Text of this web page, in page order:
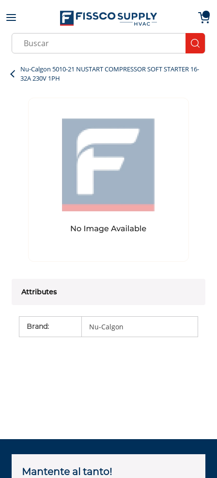
Skip to main content
Site Search
Nu-Calgon 5010-21 NUSTART COMPRESSOR SOFT STARTER 16-
32A 230V 1PH
Attributes
Brand: Nu-Calgon
Mantente al tanto!